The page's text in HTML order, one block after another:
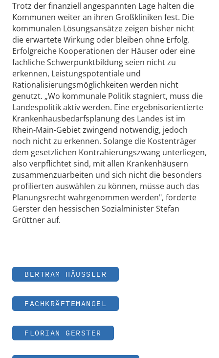
Trotz der finanziell angespannten Lage halten die
Kommunen weiter an ihren Großkliniken fest. Die
kommunalen Lösungsansätze zeigen bisher nicht
die erwartete Wirkung oder bleiben ohne Erfolg.
Erfolgreiche Kooperationen der Häuser oder eine
fachliche Schwerpunktbildung seien nicht zu
erkennen, Leistungspotentiale und
Rationalisierungsmöglichkeiten werden nicht
genutzt. „Wo kommunale Politik stagniert, muss die
Landespolitik aktiv werden. Eine ergebnisorientierte
Krankenhausbedarfsplanung des Landes ist im
Rhein-Main-Gebiet zwingend notwendig, jedoch
noch nicht zu erkennen. Solange die Kostenträger
dem gesetzlichen Kontrahierungszwang unterliegen,
also verpflichtet sind, mit allen Krankenhäusern
zusammenzuarbeiten und sich nicht die besonders
profilierten auswählen zu können, müsse auch das
Planungsrecht wahrgenommen werden", forderte
Gerster den hessischen Sozialminister Stefan
Grüttner auf.
BERTRAM HÄUSSLER
FACHKRÄFTEMANGEL
FLORIAN GERSTER